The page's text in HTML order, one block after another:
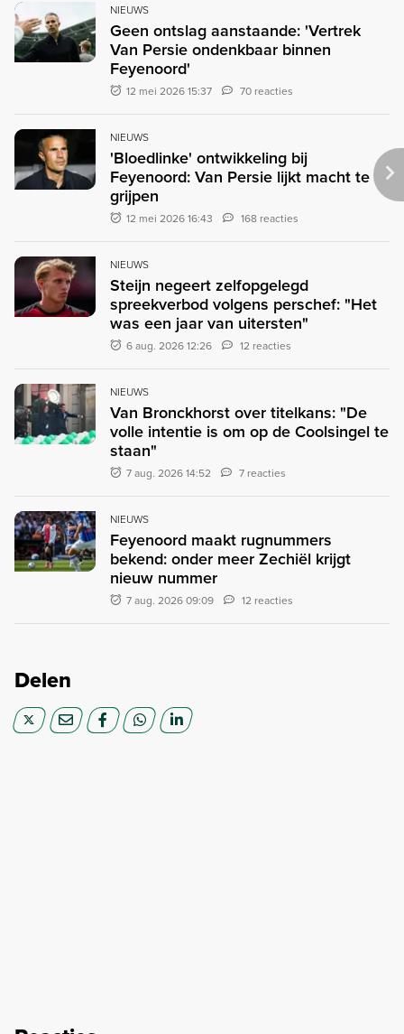
NIEUWS
Geen ontslag aanstaande: 'Vertrek
Van Persie ondenkbaar binnen
Feyenoord'
12 mei 2026 15:37 70 reacties
NIEUWS
'Bloedlinke' ontwikkeling bij
Feyenoord: Van Persie lijkt macht te
grijpen
12 mei 2026 16:43 168 reacties
NIEUWS
Steijn negeert zelfopgelegd
spreekverbod volgens perschef: "Het
was een jaar van uitersten"
6 aug. 2026 12:26 12 reacties
NIEUWS
Van Bronckhorst over titelkans: "De
volle intentie is om op de Coolsingel te
staan"
7 aug. 2026 14:52 7 reacties
NIEUWS
Feyenoord maakt rugnummers
bekend: onder meer Zechiël krijgt
nieuw nummer
7 aug. 2026 09:09 12 reacties
Delen